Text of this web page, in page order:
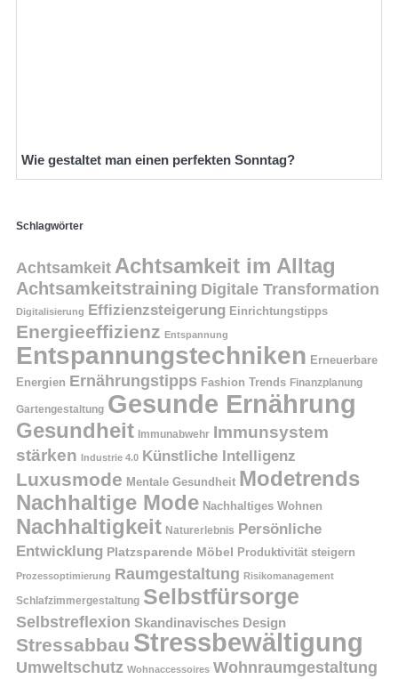
Wie gestaltet man einen perfekten Sonntag?
Schlagwörter
Achtsamkeit Achtsamkeit im Alltag
Achtsamkeitstraining Digitale Transformation
Digitalisierung Effizienzsteigerung Einrichtungstipps
Energieeffizienz Entspannung
Entspannungstechniken Erneuerbare
Energien Ernährungstipps Fashion Trends Finanzplanung
Gartengestaltung Gesunde Ernährung
Gesundheit Immunabwehr Immunsystem
stärken Industrie 4.0 Künstliche Intelligenz
Luxusmode Mentale Gesundheit Modetrends
Nachhaltige Mode Nachhaltiges Wohnen
Nachhaltigkeit Naturerlebnis Persönliche
Entwicklung Platzsparende Möbel Produktivität steigern
Prozessoptimierung Raumgestaltung Risikomanagement
Schlafzimmergestaltung Selbstfürsorge
Selbstreflexion Skandinavisches Design
Stressabbau Stressbewältigung
Umweltschutz Wohnaccessoires Wohnraumgestaltung